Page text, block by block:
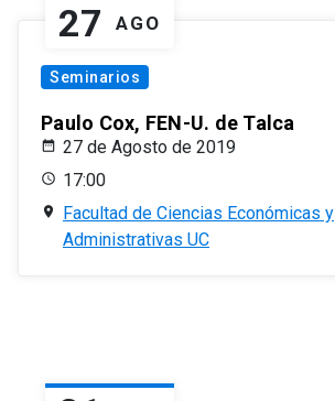
27 AGO
Seminarios
Paulo Cox, FEN-U. de Talca
27 de Agosto de 2019
17:00
Facultad de Ciencias Económicas y
Administrativas UC